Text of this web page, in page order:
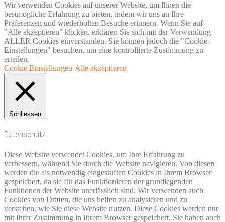
Wir verwenden Cookies auf unserer Website, um Ihnen die
bestmögliche Erfahrung zu bieten, indem wir uns an Ihre
Präferenzen und wiederholten Besuche erinnern. Wenn Sie auf
"Alle akzeptieren" klicken, erklären Sie sich mit der Verwendung
ALLER Cookies einverstanden. Sie können jedoch die "Cookie-
Einstellungen" besuchen, um eine kontrollierte Zustimmung zu
erteilen.
Cookie Einstellungen Alle akzeptieren
Schliessen
Datenschutz
Diese Website verwendet Cookies, um Ihre Erfahrung zu
verbessern, während Sie durch die Website navigieren. Von diesen
werden die als notwendig eingestuften Cookies in Ihrem Browser
gespeichert, da sie für das Funktionieren der grundlegenden
Funktionen der Website unerlässlich sind. Wir verwenden auch
Cookies von Dritten, die uns helfen zu analysieren und zu
verstehen, wie Sie diese Website nutzen. Diese Cookies werden nur
mit Ihrer Zustimmung in Ihrem Browser gespeichert. Sie haben auch